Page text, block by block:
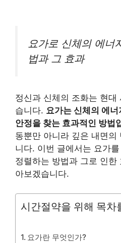
요가로 신체의 에너
법과 그 효과
정신과 신체의 조화는 현대
습니다. 요가는 신체의 에너
안정을 찾는 효과적인 방법
동뿐만 아니라 깊은 내면의
니다. 이번 글에서는 요가
정렬하는 방법과 그로 인한
아보겠습니다.
시간절약을 위해 목차
요가란 무엇인가?